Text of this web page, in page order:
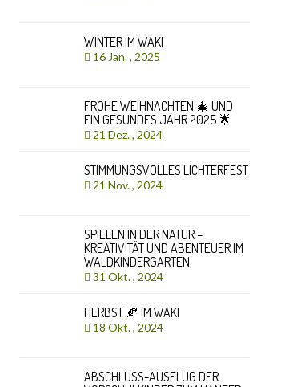
WINTER IM WAKI
16 Jan. , 2025
FROHE WEIHNACHTEN 🎄 UND
EIN GESUNDES JAHR 2025 🌟
21 Dez. , 2024
STIMMUNGSVOLLES LICHTERFEST
21 Nov. , 2024
SPIELEN IN DER NATUR –
KREATIVITÄT UND ABENTEUER IM
WALDKINDERGARTEN
31 Okt. , 2024
HERBST 🍂 IM WAKI
18 Okt. , 2024
ABSCHLUSS-AUSFLUG DER